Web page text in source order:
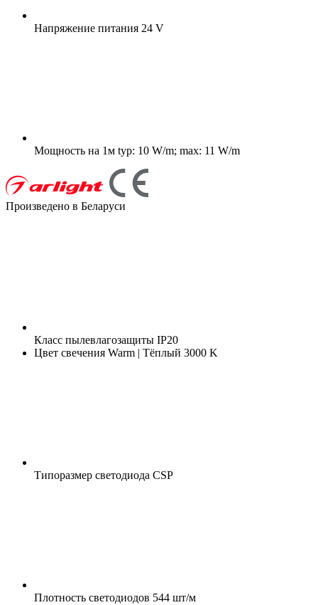
Напряжение питания 24 V
Мощность на 1м typ: 10 W/m; max: 11 W/m
Произведено в Беларуси
Класс пылевлагозащиты IP20
Цвет свечения Warm | Тёплый 3000 K
Типоразмер светодиода CSP
Плотность светодиодов 544 шт/м